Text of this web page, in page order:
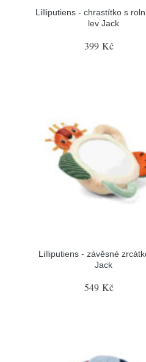
Lilliputiens - chrastítko s
lev Jack
399 Kč
Lilliputiens - závěsné
Jack
549 Kč